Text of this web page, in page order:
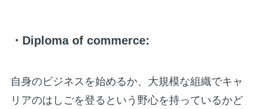
・Diploma of commerce:
自身のビジネスを始めるか、大規模な組織でキャ
リアのはしごを登るという野心を持っているかど